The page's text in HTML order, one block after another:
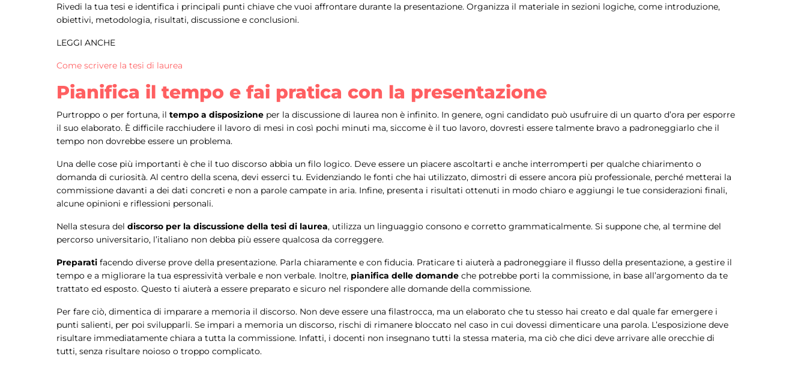
Rivedi la tua tesi e identifica i principali punti chiave che vuoi affrontare durante la presentazione. Organizza il materiale in sezioni logiche, come introduzione,
obiettivi, metodologia, risultati, discussione e conclusioni.
LEGGI ANCHE
Come scrivere la tesi di laurea
Pianifica il tempo e fai pratica con la presentazione
Purtroppo o per fortuna, il tempo a disposizione per la discussione di laurea non è infinito. In genere, ogni candidato può usufruire di un quarto d’ora per esporre
il suo elaborato. È difficile racchiudere il lavoro di mesi in così pochi minuti ma, siccome è il tuo lavoro, dovresti essere talmente bravo a padroneggiarlo che il
tempo non dovrebbe essere un problema.
Una delle cose più importanti è che il tuo discorso abbia un filo logico. Deve essere un piacere ascoltarti e anche interromperti per qualche chiarimento o
domanda di curiosità. Al centro della scena, devi esserci tu. Evidenziando le fonti che hai utilizzato, dimostri di essere ancora più professionale, perché metterai la
commissione davanti a dei dati concreti e non a parole campate in aria. Infine, presenta i risultati ottenuti in modo chiaro e aggiungi le tue considerazioni finali,
alcune opinioni e riflessioni personali.
Nella stesura del discorso per la discussione della tesi di laurea, utilizza un linguaggio consono e corretto grammaticalmente. Si suppone che, al termine del
percorso universitario, l’italiano non debba più essere qualcosa da correggere.
Preparati facendo diverse prove della presentazione. Parla chiaramente e con fiducia. Praticare ti aiuterà a padroneggiare il flusso della presentazione, a gestire il
tempo e a migliorare la tua espressività verbale e non verbale. Inoltre, pianifica delle domande che potrebbe porti la commissione, in base all’argomento da te
trattato ed esposto. Questo ti aiuterà a essere preparato e sicuro nel rispondere alle domande della commissione.
Per fare ciò, dimentica di imparare a memoria il discorso. Non deve essere una filastrocca, ma un elaborato che tu stesso hai creato e dal quale far emergere i
punti salienti, per poi svilupparli. Se impari a memoria un discorso, rischi di rimanere bloccato nel caso in cui dovessi dimenticare una parola. L’esposizione deve
risultare immediatamente chiara a tutta la commissione. Infatti, i docenti non insegnano tutti la stessa materia, ma ciò che dici deve arrivare alle orecchie di
tutti, senza risultare noioso o troppo complicato.